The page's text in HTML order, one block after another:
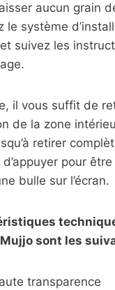
aucun grain
le système
suivez les
il vous suffit de
de la zone
retirer
pour
bulle sur l’écran.
sont les
transparence